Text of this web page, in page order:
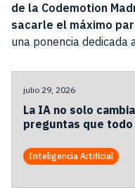
de la Codemotion
sacarle el máximo
una ponencia dedicada
julio 29, 2026
La IA no solo
preguntas que
Inteligencia Artificial